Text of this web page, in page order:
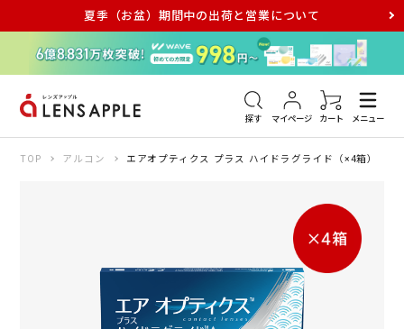
夏季（お盆）期間中の出荷と営業について
探す マイページ カート メニュー
アキュビュー メダリスト メガネ
TOP アルコン エアオプティクス プラス ハイドラグライド（×4箱）